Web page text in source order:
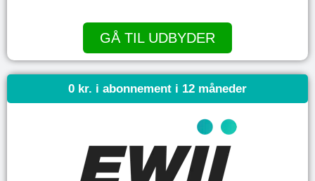
GÅ TIL UDBYDER
0 kr. i abonnement i 12 måneder